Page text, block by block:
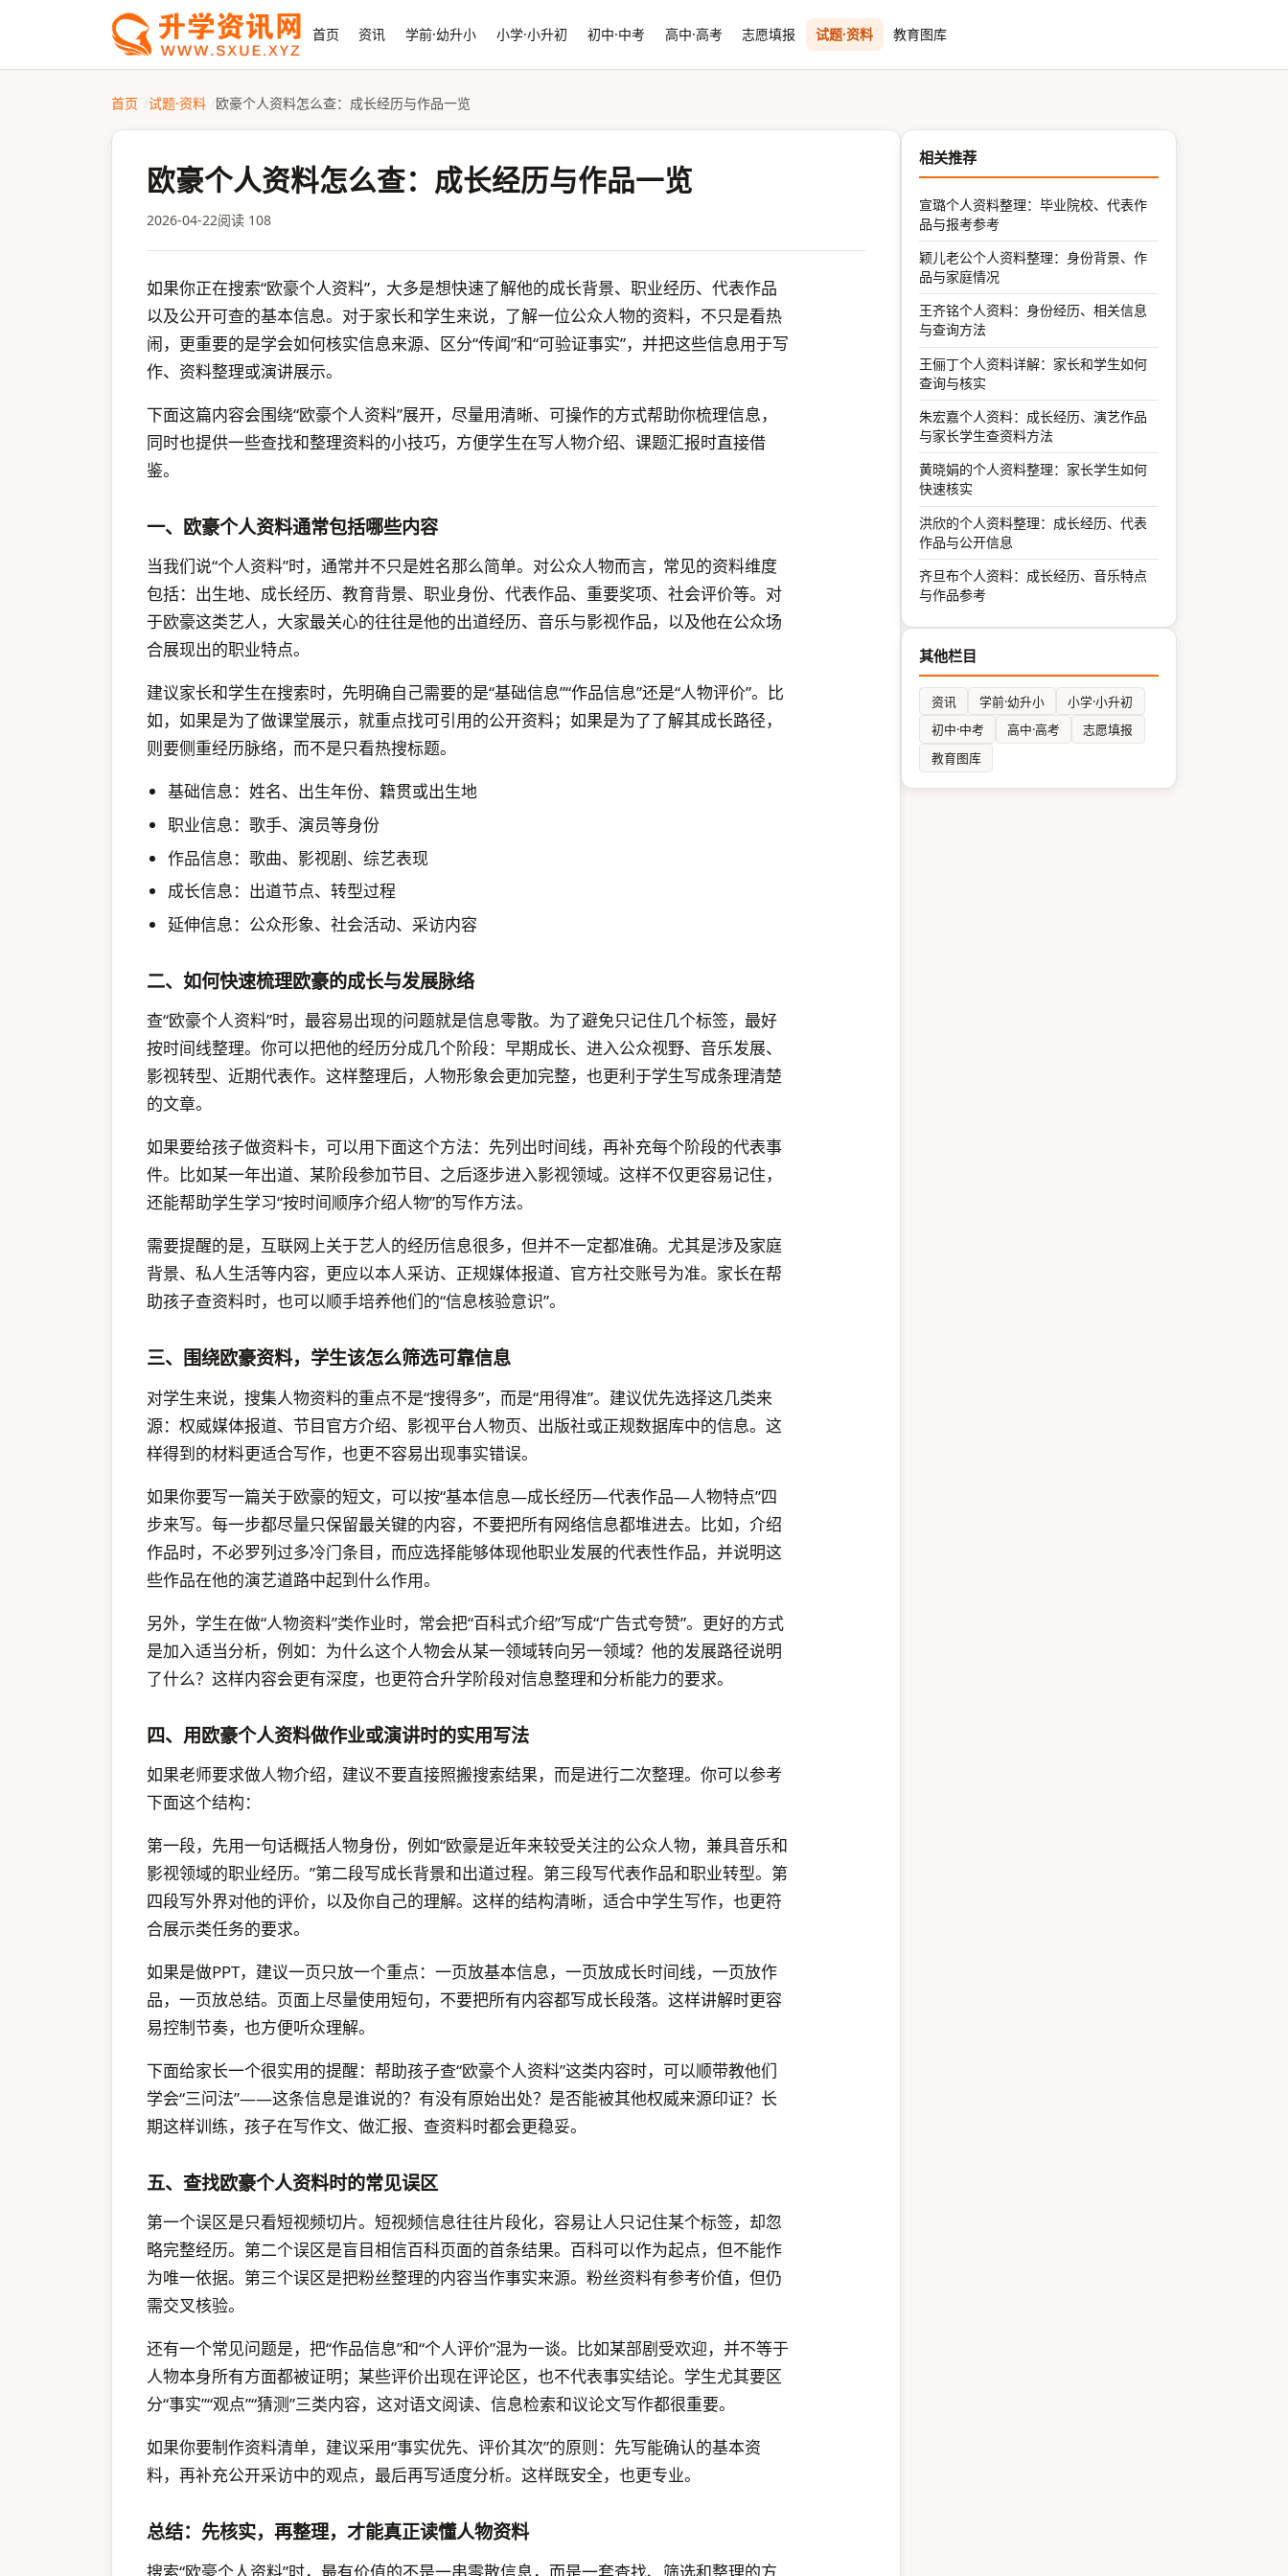
首页 资讯 学前·幼升小 小学·小升初 初中·中考 高中·高考 志愿填报 试题·资料 教育图库
首页 试题·资料 欧豪个人资料怎么查：成长经历与作品一览
欧豪个人资料怎么查：成长经历与作品一览
2026-04-22阅读 108
如果你正在搜索“欧豪个人资料”，大多是想快速了解他的成长背景、职业经历、代表作品
以及公开可查的基本信息。对于家长和学生来说，了解一位公众人物的资料，不只是看热
闹，更重要的是学会如何核实信息来源、区分“传闻”和“可验证事实”，并把这些信息用于写
作、资料整理或演讲展示。
下面这篇内容会围绕“欧豪个人资料”展开，尽量用清晰、可操作的方式帮助你梳理信息，
同时也提供一些查找和整理资料的小技巧，方便学生在写人物介绍、课题汇报时直接借
鉴。
一、欧豪个人资料通常包括哪些内容
当我们说“个人资料”时，通常并不只是姓名那么简单。对公众人物而言，常见的资料维度
包括：出生地、成长经历、教育背景、职业身份、代表作品、重要奖项、社会评价等。对
于欧豪这类艺人，大家最关心的往往是他的出道经历、音乐与影视作品，以及他在公众场
合展现出的职业特点。
建议家长和学生在搜索时，先明确自己需要的是“基础信息”“作品信息”还是“人物评价”。比
如，如果是为了做课堂展示，就重点找可引用的公开资料；如果是为了了解其成长路径，
则要侧重经历脉络，而不是只看热搜标题。
基础信息：姓名、出生年份、籍贯或出生地
职业信息：歌手、演员等身份
作品信息：歌曲、影视剧、综艺表现
成长信息：出道节点、转型过程
延伸信息：公众形象、社会活动、采访内容
二、如何快速梳理欧豪的成长与发展脉络
查“欧豪个人资料”时，最容易出现的问题就是信息零散。为了避免只记住几个标签，最好
按时间线整理。你可以把他的经历分成几个阶段：早期成长、进入公众视野、音乐发展、
影视转型、近期代表作。这样整理后，人物形象会更加完整，也更利于学生写成条理清楚
的文章。
如果要给孩子做资料卡，可以用下面这个方法：先列出时间线，再补充每个阶段的代表事
件。比如某一年出道、某阶段参加节目、之后逐步进入影视领域。这样不仅更容易记住，
还能帮助学生学习“按时间顺序介绍人物”的写作方法。
需要提醒的是，互联网上关于艺人的经历信息很多，但并不一定都准确。尤其是涉及家庭
背景、私人生活等内容，更应以本人采访、正规媒体报道、官方社交账号为准。家长在帮
助孩子查资料时，也可以顺手培养他们的“信息核验意识”。
三、围绕欧豪资料，学生该怎么筛选可靠信息
对学生来说，搜集人物资料的重点不是“搜得多”，而是“用得准”。建议优先选择这几类来
源：权威媒体报道、节目官方介绍、影视平台人物页、出版社或正规数据库中的信息。这
样得到的材料更适合写作，也更不容易出现事实错误。
如果你要写一篇关于欧豪的短文，可以按“基本信息—成长经历—代表作品—人物特点”四
步来写。每一步都尽量只保留最关键的内容，不要把所有网络信息都堆进去。比如，介绍
作品时，不必罗列过多冷门条目，而应选择能够体现他职业发展的代表性作品，并说明这
些作品在他的演艺道路中起到什么作用。
另外，学生在做“人物资料”类作业时，常会把“百科式介绍”写成“广告式夸赞”。更好的方式
是加入适当分析，例如：为什么这个人物会从某一领域转向另一领域？他的发展路径说明
了什么？这样内容会更有深度，也更符合升学阶段对信息整理和分析能力的要求。
四、用欧豪个人资料做作业或演讲时的实用写法
如果老师要求做人物介绍，建议不要直接照搬搜索结果，而是进行二次整理。你可以参考
下面这个结构：
第一段，先用一句话概括人物身份，例如“欧豪是近年来较受关注的公众人物，兼具音乐和
影视领域的职业经历。”第二段写成长背景和出道过程。第三段写代表作品和职业转型。第
四段写外界对他的评价，以及你自己的理解。这样的结构清晰，适合中学生写作，也更符
合展示类任务的要求。
如果是做PPT，建议一页只放一个重点：一页放基本信息，一页放成长时间线，一页放作
品，一页放总结。页面上尽量使用短句，不要把所有内容都写成长段落。这样讲解时更容
易控制节奏，也方便听众理解。
下面给家长一个很实用的提醒：帮助孩子查“欧豪个人资料”这类内容时，可以顺带教他们
学会“三问法”——这条信息是谁说的？有没有原始出处？是否能被其他权威来源印证？长
期这样训练，孩子在写作文、做汇报、查资料时都会更稳妥。
五、查找欧豪个人资料时的常见误区
第一个误区是只看短视频切片。短视频信息往往片段化，容易让人只记住某个标签，却忽
略完整经历。第二个误区是盲目相信百科页面的首条结果。百科可以作为起点，但不能作
为唯一依据。第三个误区是把粉丝整理的内容当作事实来源。粉丝资料有参考价值，但仍
需交叉核验。
还有一个常见问题是，把“作品信息”和“个人评价”混为一谈。比如某部剧受欢迎，并不等于
人物本身所有方面都被证明；某些评价出现在评论区，也不代表事实结论。学生尤其要区
分“事实”“观点”“猜测”三类内容，这对语文阅读、信息检索和议论文写作都很重要。
如果你要制作资料清单，建议采用“事实优先、评价其次”的原则：先写能确认的基本资
料，再补充公开采访中的观点，最后再写适度分析。这样既安全，也更专业。
总结：先核实，再整理，才能真正读懂人物资料
搜索“欧豪个人资料”时，最有价值的不是一串零散信息，而是一套查找、筛选和整理的方
相关推荐
宣璐个人资料整理：毕业院校、代表作
品与报考参考
颖儿老公个人资料整理：身份背景、作
品与家庭情况
王齐铭个人资料：身份经历、相关信息
与查询方法
王俪丁个人资料详解：家长和学生如何
查询与核实
朱宏嘉个人资料：成长经历、演艺作品
与家长学生查资料方法
黄晓娟的个人资料整理：家长学生如何
快速核实
洪欣的个人资料整理：成长经历、代表
作品与公开信息
齐旦布个人资料：成长经历、音乐特点
与作品参考
其他栏目
资讯 学前·幼升小
小学·小升初
初中·中考
高中·高考
志愿填报
教育图库